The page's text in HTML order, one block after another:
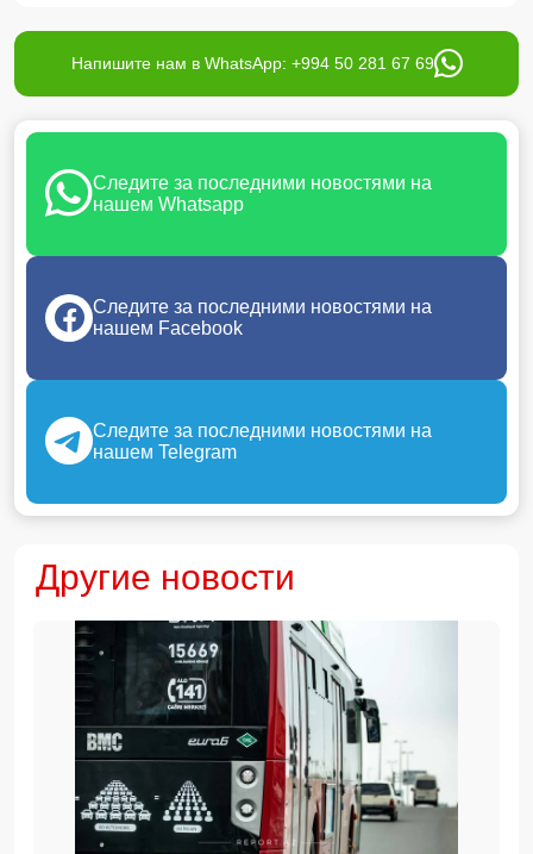
Напишите нам в WhatsApp: +994 50 281 67 69
Следите за последними новостями на
нашем Whatsapp
Следите за последними новостями на
нашем Facebook
Следите за последними новостями на
нашем Telegram
Другие новости